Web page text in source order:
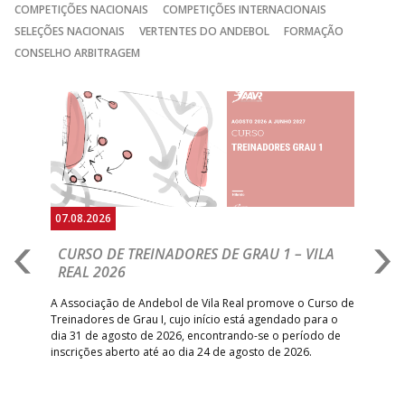
COMPETIÇÕES NACIONAIS
COMPETIÇÕES INTERNACIONAIS
SELEÇÕES NACIONAIS
VERTENTES DO ANDEBOL
FORMAÇÃO
CONSELHO ARBITRAGEM
07.08.2026
CURSO DE TREINADORES DE GRAU 1 – VILA
REAL 2026
A Associação de Andebol de Vila Real promove o Curso de
Treinadores de Grau I, cujo início está agendado para o
dia 31 de agosto de 2026, encontrando-se o período de
inscrições aberto até ao dia 24 de agosto de 2026.
Anterior